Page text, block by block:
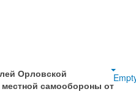
Орловской
самообороны от